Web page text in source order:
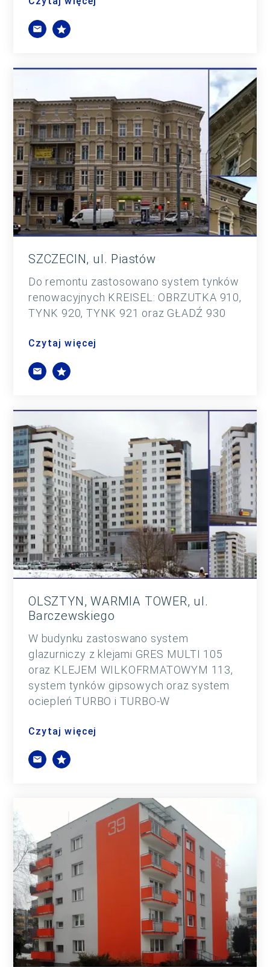
SZCZECIN, ul. Piastów
Do remontu zastosowano system tynków
renowacyjnych KREISEL: OBRZUTKA 910,
TYNK 920, TYNK 921 oraz GŁADŹ 930
Czytaj więcej
OLSZTYN, WARMIA TOWER, ul.
Barczewskiego
W budynku zastoswano system
glazurniczy z klejami GRES MULTI 105
oraz KLEJEM WILKOFRMATOWYM 113,
system tynków gipsowych oraz system
ociepleń TURBO i TURBO-W
Czytaj więcej